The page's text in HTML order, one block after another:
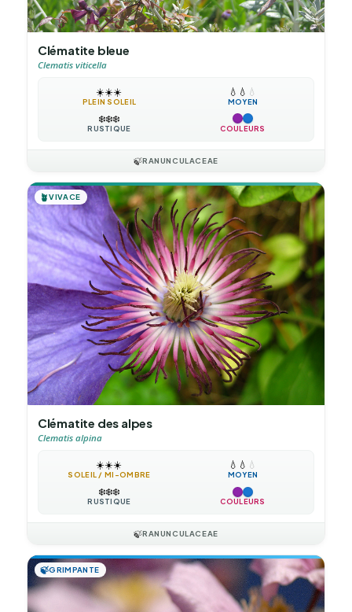
Clématite bleue
Clematis viticella
☀️☀️☀️
PLEIN SOLEIL
💧 💧 💧
MOYEN
❄️❄️❄️
RUSTIQUE COULEURS
🍃RANUNCULACEAE
🪴VIVACE
Clématite des alpes
Clematis alpina
☀️☀️☀️
SOLEIL / MI-OMBRE
💧 💧 💧
MOYEN
❄️❄️❄️
RUSTIQUE COULEURS
🍃RANUNCULACEAE
🍃GRIMPANTE